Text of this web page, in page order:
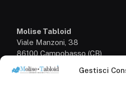
Gestisci
Molise Tabloid
Viale Manzoni, 38
86100 Campobasso (CB)
Tel.+39 3333169466